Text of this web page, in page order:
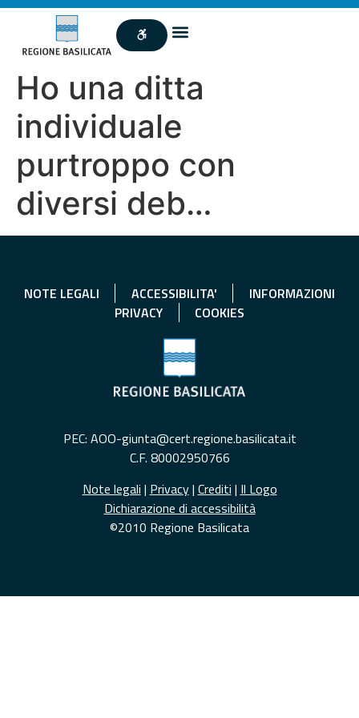
Ho una ditta
individuale
purtroppo con
diversi deb…
NOTE LEGALI ACCESSIBILITA'
INFORMAZIONI
PRIVACY
COOKIES
PEC: AOO-giunta@cert.regione.basilicata.it
C.F. 80002950766
Note legali | Privacy| Crediti | Il Logo
Dichiarazione di accessibilità
©2010 Regione Basilicata